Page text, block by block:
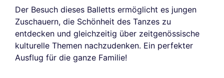
Der Besuch dieses Balletts ermöglicht es jungen
Zuschauern, die Schönheit des Tanzes zu
entdecken und gleichzeitig über zeitgenössische
kulturelle Themen nachzudenken. Ein perfekter
Ausflug für die ganze Familie!